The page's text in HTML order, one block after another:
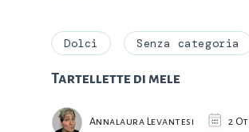
Dolci Senza categoria
Tartellette di mele
Annalaura Levantesi 2